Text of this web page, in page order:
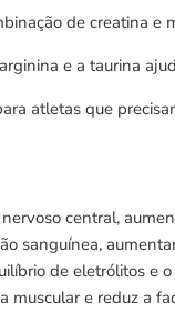
de creatina e
e a taurina
atletas que
central,
sanguínea,
de eletrólitos e
muscular e reduz a